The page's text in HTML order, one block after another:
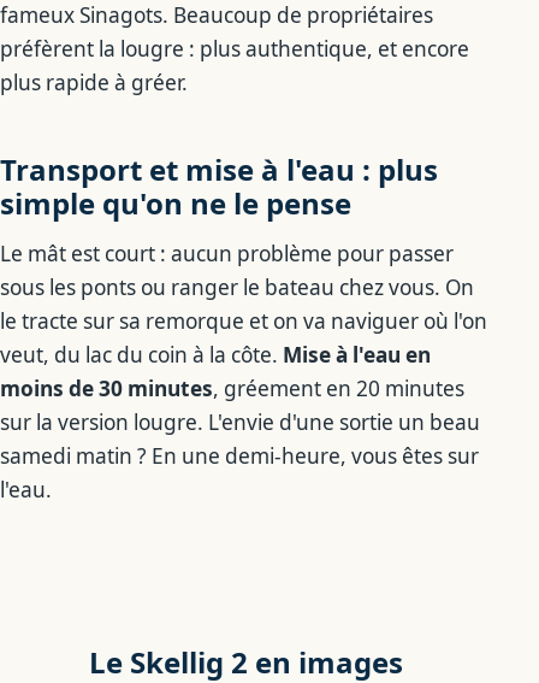
fameux Sinagots. Beaucoup de propriétaires
préfèrent la lougre : plus authentique, et encore
plus rapide à gréer.
Transport et mise à l'eau : plus
simple qu'on ne le pense
Le mât est court : aucun problème pour passer
sous les ponts ou ranger le bateau chez vous. On
le tracte sur sa remorque et on va naviguer où l'on
veut, du lac du coin à la côte. Mise à l'eau en
moins de 30 minutes, gréement en 20 minutes
sur la version lougre. L'envie d'une sortie un beau
samedi matin ? En une demi-heure, vous êtes sur
l'eau.
Le Skellig 2 en images